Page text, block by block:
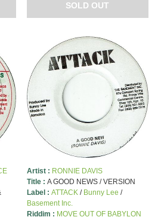
SOLD OUT
Artist : RONNIE DAVIS
Title : A GOOD NEWS / VERSION
Label : ATTACK/ Bunny Lee /
Basement Inc.
Riddim : MOVE OUT OF BABYLON